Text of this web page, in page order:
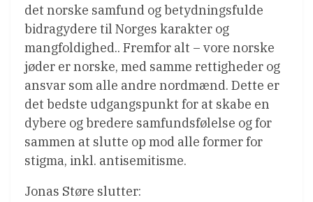
det norske samfund og betydningsfulde
bidragydere til Norges karakter og
mangfoldighed.. Fremfor alt – vore norske
jøder er norske, med samme rettigheder og
ansvar som alle andre nordmænd. Dette er
det bedste udgangspunkt for at skabe en
dybere og bredere samfundsfølelse og for
sammen at slutte op mod alle former for
stigma, inkl. antisemitisme.
Jonas Støre slutter: